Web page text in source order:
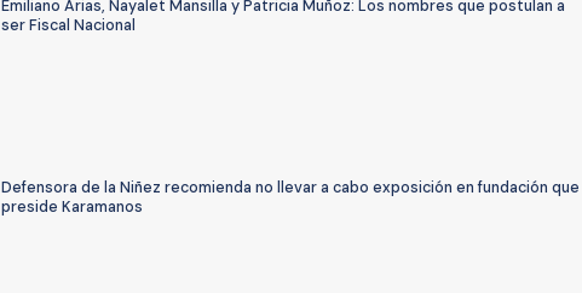
Emiliano Arias, Nayalet Mansilla y Patricia Muñoz: Los nombres que postulan a
ser Fiscal Nacional
Defensora de la Niñez recomienda no llevar a cabo exposición en fundación que
preside Karamanos